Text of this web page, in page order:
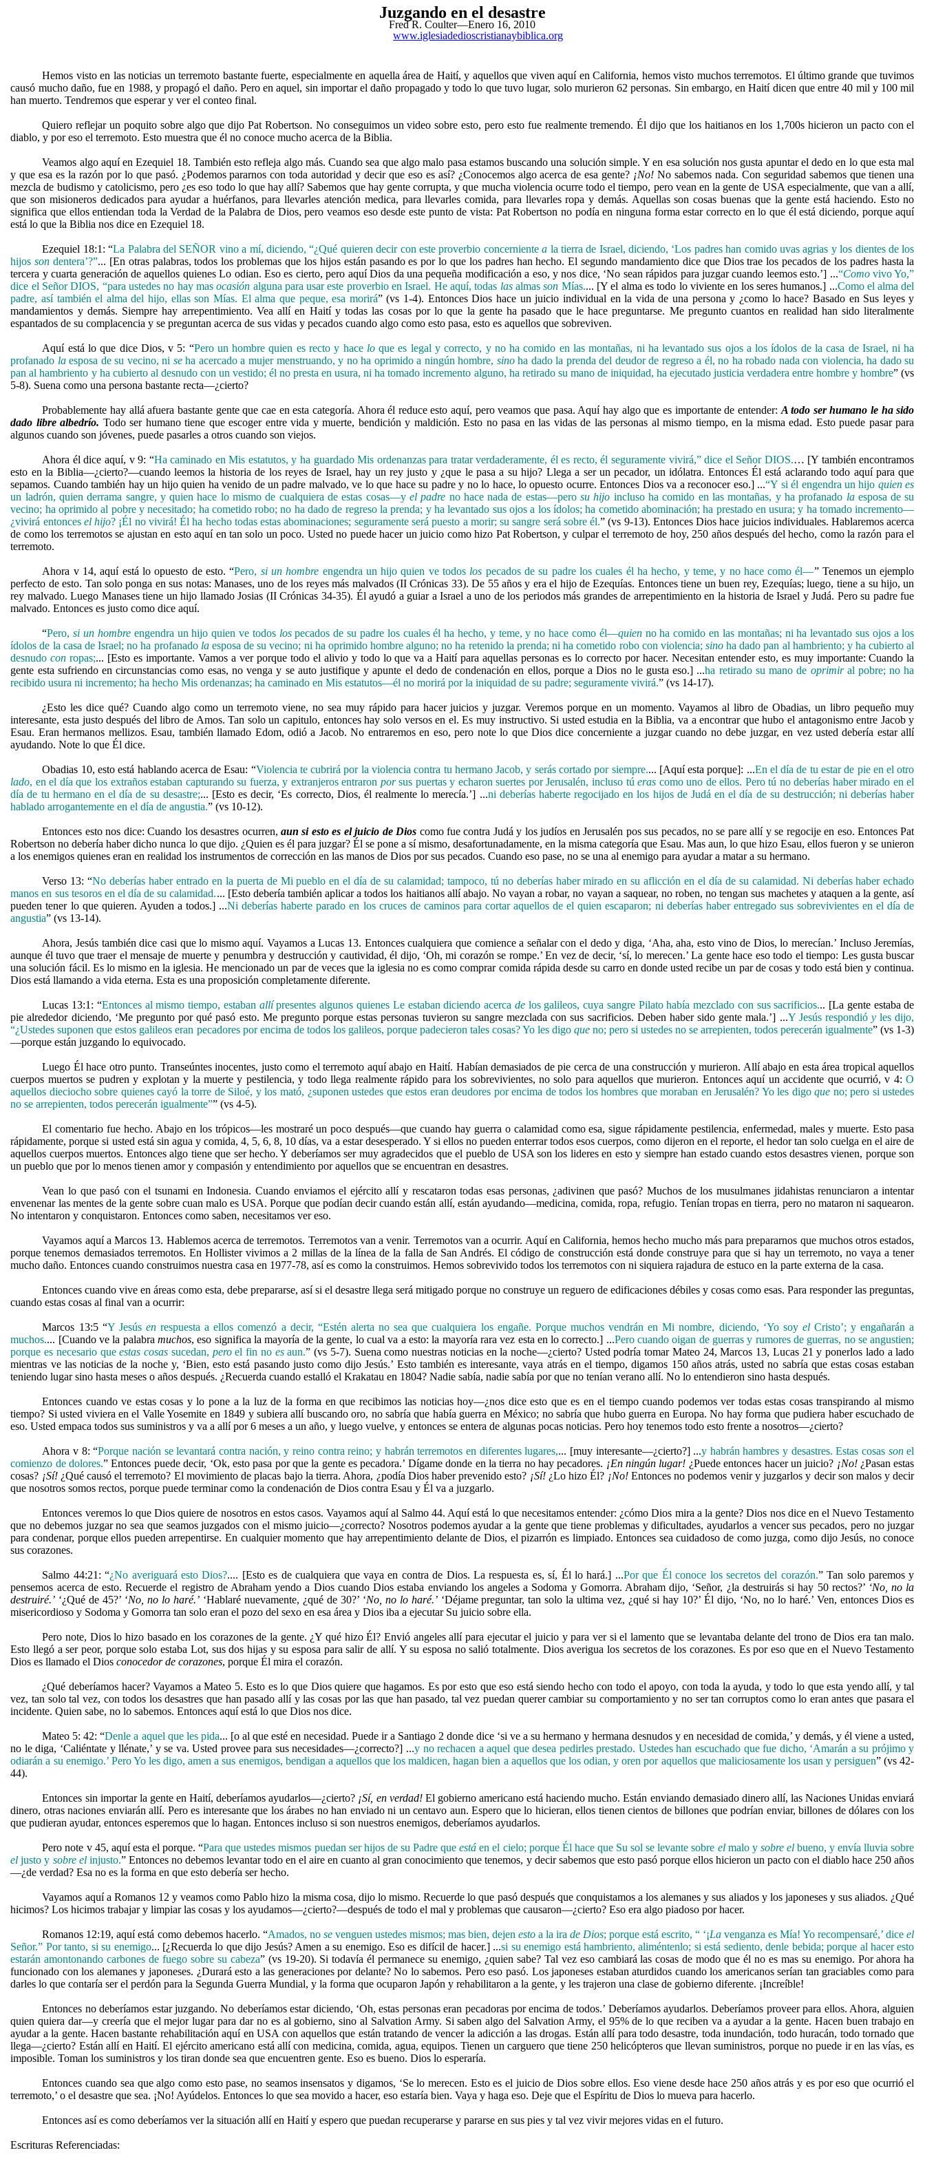
Juzgando en el desastre
Fred R. Coulter—Enero 16, 2010
www.iglesiadedioscristianaybiblica.org
Hemos visto en las noticias un terremoto bastante fuerte, especialmente en aquella área de Haití, y aquellos que viven aquí en California, hemos visto muchos terremotos. El último grande que tuvimos
causó mucho daño, fue en 1988, y propagó el daño. Pero en aquel, sin importar el daño propagado y todo lo que tuvo lugar, solo murieron 62 personas. Sin embargo, en Haití dicen que entre 40 mil y 100 mil
han muerto. Tendremos que esperar y ver el conteo final.
Quiero reflejar un poquito sobre algo que dijo Pat Robertson. No conseguimos un video sobre esto, pero esto fue realmente tremendo. Él dijo que los haitianos en los 1,700s hicieron un pacto con el
diablo, y por eso el terremoto. Esto muestra que él no conoce mucho acerca de la Biblia.
Veamos algo aquí en Ezequiel 18. También esto refleja algo más. Cuando sea que algo malo pasa estamos buscando una solución simple. Y en esa solución nos gusta apuntar el dedo en lo que esta mal
y que esa es la razón por lo que pasó. ¿Podemos pararnos con toda autoridad y decir que eso es así? ¿Conocemos algo acerca de esa gente? ¡No! No sabemos nada. Con seguridad sabemos que tienen una
mezcla de budismo y catolicismo, pero ¿es eso todo lo que hay allí? Sabemos que hay gente corrupta, y que mucha violencia ocurre todo el tiempo, pero vean en la gente de USA especialmente, que van a allí,
que son misioneros dedicados para ayudar a huérfanos, para llevarles atención medica, para llevarles comida, para llevarles ropa y demás. Aquellas son cosas buenas que la gente está haciendo. Esto no
significa que ellos entiendan toda la Verdad de la Palabra de Dios, pero veamos eso desde este punto de vista: Pat Robertson no podía en ninguna forma estar correcto en lo que él está diciendo, porque aquí
está lo que la Biblia nos dice en Ezequiel 18.
Ezequiel 18:1: “La Palabra del SEÑOR vino a mí, diciendo, “¿Qué quieren decir con este proverbio concernientea la tierra de Israel, diciendo, ‘Los padres han comido uvas agrias y los dientes de los
hijosson dentera’?”... [En otras palabras, todos los problemas que los hijos están pasando es por lo que los padres han hecho. El segundo mandamiento dice que Dios trae los pecados de los padres hasta la
tercera y cuarta generación de aquellos quienes Lo odian. Eso es cierto, pero aquí Dios da una pequeña modificación a eso, y nos dice, ‘No sean rápidos para juzgar cuando leemos esto.’] ...“Comovivo Yo,”
dice el Señor DIOS, “para ustedes no hay masocasión alguna para usar este proverbio en Israel. He aquí, todas lasalmasson Mías.... [Y el alma es todo lo viviente en los seres humanos.] ...Como el alma del
padre, así también el alma del hijo, ellas son Mías. El alma que peque, esa morirá” (vs 1-4). Entonces Dios hace un juicio individual en la vida de una persona y ¿como lo hace? Basado en Sus leyes y
mandamientos y demás. Siempre hay arrepentimiento. Vea allí en Haití y todas las cosas por lo que la gente ha pasado que le hace preguntarse. Me pregunto cuantos en realidad han sido literalmente
espantados de su complacencia y se preguntan acerca de sus vidas y pecados cuando algo como esto pasa, esto es aquellos que sobreviven.
Aquí está lo que dice Dios, v 5: “Pero un hombre quien es recto y hace loque es legal y correcto, y no ha comido en las montañas, ni ha levantado sus ojos a los ídolos de la casa de Israel, ni ha
profanado laesposa de su vecino, ni seha acercado a mujer menstruando, y no ha oprimido a ningún hombre, sinoha dado la prenda del deudor de regreso a él, no ha robado nada con violencia, ha dado su
pan al hambriento y ha cubierto al desnudo con un vestido; él no presta en usura, ni ha tomado incremento alguno, ha retirado su mano de iniquidad, ha ejecutado justicia verdadera entre hombre y hombre” (vs
5-8). Suena como una persona bastante recta—¿cierto?
Probablemente hay allá afuera bastante gente que cae en esta categoría. Ahora él reduce esto aquí, pero veamos que pasa. Aquí hay algo que es importante de entender: A todo ser humano le ha sido
dado libre albedrío. Todo ser humano tiene que escoger entre vida y muerte, bendición y maldición. Esto no pasa en las vidas de las personas al mismo tiempo, en la misma edad. Esto puede pasar para
algunos cuando son jóvenes, puede pasarles a otros cuando son viejos.
Ahora él dice aquí, v 9: “Ha caminado en Mis estatutos, y ha guardado Mis ordenanzas para tratar verdaderamente, él es recto, él seguramente vivirá,” dice el Señor DIOS.… [Y también encontramos
esto en la Biblia—¿cierto?—cuando leemos la historia de los reyes de Israel, hay un rey justo y ¿que le pasa a su hijo? Llega a ser un pecador, un idólatra. Entonces Él está aclarando todo aquí para que
sepamos. Cuando también hay un hijo quien ha venido de un padre malvado, ve lo que hace su padre y no lo hace, lo opuesto ocurre. Entonces Dios va a reconocer eso.] ...“Y si él engendra un hijo quien es
un ladrón, quien derrama sangre, y quien hace lo mismo de cualquiera de estas cosas—y el padre no hace nada de estas—perosu hijo incluso ha comido en las montañas, y ha profanado laesposa de su
vecino; ha oprimido al pobre y necesitado; ha cometido robo; no ha dado de regreso la prenda; y ha levantado sus ojos a los ídolos; ha cometido abominación; ha prestado en usura; y ha tomado incremento—
¿vivirá entonces el hijo? ¡Él no vivirá! Él ha hecho todas estas abominaciones; seguramente será puesto a morir; su sangre será sobre él.” (vs 9-13). Entonces Dios hace juicios individuales. Hablaremos acerca
de como los terremotos se ajustan en esto aquí en tan solo un poco. Usted no puede hacer un juicio como hizo Pat Robertson, y culpar el terremoto de hoy, 250 años después del hecho, como la razón para el
terremoto.
Ahora v 14, aquí está lo opuesto de esto. “Pero, si un hombre engendra un hijo quien ve todos los pecados de su padre los cuales él ha hecho, y teme, y no hace como él—” Tenemos un ejemplo
perfecto de esto. Tan solo ponga en sus notas: Manases, uno de los reyes más malvados (II Crónicas 33). De 55 años y era el hijo de Ezequías. Entonces tiene un buen rey, Ezequías; luego, tiene a su hijo, un
rey malvado. Luego Manases tiene un hijo llamado Josias (II Crónicas 34-35). Él ayudó a guiar a Israel a uno de los periodos más grandes de arrepentimiento en la historia de Israel y Judá. Pero su padre fue
malvado. Entonces es justo como dice aquí.
“Pero,si un hombreengendra un hijo quien ve todos lospecados de su padre los cuales él ha hecho, y teme, y no hace como él—quienno ha comido en las montañas; ni ha levantado sus ojos a los
ídolos de la casa de Israel; no ha profanado laesposa de su vecino; ni ha oprimido hombre alguno; no ha retenido la prenda; ni ha cometido robo con violencia;sino ha dado pan al hambriento; y ha cubierto al
desnudocon ropas;... [Esto es importante. Vamos a ver porque todo el alivio y todo lo que va a Haití para aquellas personas es lo correcto por hacer. Necesitan entender esto, es muy importante: Cuando la
gente esta sufriendo en circunstancias como esas, no venga y se auto justifique y apunte el dedo de condenación en ellos, porque a Dios no le gusta eso.] ...ha retirado su mano de oprimiral pobre; no ha
recibido usura ni incremento; ha hecho Mis ordenanzas; ha caminado en Mis estatutos—él no morirá por la iniquidad de su padre; seguramente vivirá.” (vs 14-17).
¿Esto les dice qué? Cuando algo como un terremoto viene, no sea muy rápido para hacer juicios y juzgar. Veremos porque en un momento. Vayamos al libro de Obadias, un libro pequeño muy
interesante, esta justo después del libro de Amos. Tan solo un capitulo, entonces hay solo versos en el. Es muy instructivo. Si usted estudia en la Biblia, va a encontrar que hubo el antagonismo entre Jacob y
Esau. Eran hermanos mellizos. Esau, también llamado Edom, odió a Jacob. No entraremos en eso, pero note lo que Dios dice concerniente a juzgar cuando no debe juzgar, en vez usted debería estar allí
ayudando. Note lo que Él dice.
Obadias 10, esto está hablando acerca de Esau: “Violencia te cubrirá por la violencia contra tu hermano Jacob, y serás cortado por siempre.... [Aquí esta porque]: ...En el día de tu estar de pie en el otro
lado, en el día que los extraños estaban capturando su fuerza, y extranjeros entraron porsus puertas y echaron suertes por Jerusalén, incluso túeras como uno de ellos. Pero tú no deberías haber mirado en el
día de tu hermano en el día de su desastre;... [Esto es decir, ‘Es correcto, Dios, él realmente lo merecía.’] ...ni deberías haberte regocijado en los hijos de Judá en el día de su destrucción; ni deberías haber
hablado arrogantemente en el día de angustia.” (vs 10-12).
Entonces esto nos dice: Cuando los desastres ocurren, aun si esto es el juicio de Dios como fue contra Judá y los judíos en Jerusalén pos sus pecados, no se pare allí y se regocije en eso. Entonces Pat
Robertson no debería haber dicho nunca lo que dijo. ¿Quien es él para juzgar? Él se pone a sí mismo, desafortunadamente, en la misma categoría que Esau. Mas aun, lo que hizo Esau, ellos fueron y se unieron
a los enemigos quienes eran en realidad los instrumentos de corrección en las manos de Dios por sus pecados. Cuando eso pase, no se una al enemigo para ayudar a matar a su hermano.
Verso 13: “No deberías haber entrado en la puerta de Mi pueblo en el día de su calamidad; tampoco, tú no deberías haber mirado en su aflicción en el día de su calamidad. Ni deberías haber echado
manos en sus tesoros en el día de su calamidad.... [Esto debería también aplicar a todos los haitianos allí abajo. No vayan a robar, no vayan a saquear, no roben, no tengan sus machetes y ataquen a la gente, así
pueden tener lo que quieren. Ayuden a todos.] ...Ni deberías haberte parado en los cruces de caminos para cortar aquellos de el quien escaparon; ni deberías haber entregado sus sobrevivientes en el día de
angustia” (vs 13-14).
Ahora, Jesús también dice casi que lo mismo aquí. Vayamos a Lucas 13. Entonces cualquiera que comience a señalar con el dedo y diga, ‘Aha, aha, esto vino de Dios, lo merecían.’ Incluso Jeremías,
aunque él tuvo que traer el mensaje de muerte y penumbra y destrucción y cautividad, él dijo, ‘Oh, mi corazón se rompe.’ En vez de decir, ‘sí, lo merecen.’ La gente hace eso todo el tiempo: Les gusta buscar
una solución fácil. Es lo mismo en la iglesia. He mencionado un par de veces que la iglesia no es como comprar comida rápida desde su carro en donde usted recibe un par de cosas y todo está bien y continua.
Dios está llamando a vida eterna. Esta es una proposición completamente diferente.
Lucas 13:1: “Entonces al mismo tiempo, estaban allípresentes algunos quienes Le estaban diciendo acerca delos galileos, cuya sangre Pilato había mezclado con sus sacrificios... [La gente estaba de
pie alrededor diciendo, ‘Me pregunto por qué pasó esto. Me pregunto porque estas personas tuvieron su sangre mezclada con sus sacrificios. Deben haber sido gente mala.’] ...Y Jesús respondióy les dijo,
“¿Ustedes suponen que estos galileos eran pecadores por encima de todos los galileos, porque padecieron tales cosas? Yo les digoque no; pero si ustedes no se arrepienten, todos perecerán igualmente” (vs 1-3)
—porque están juzgando lo equivocado.
Luego Él hace otro punto. Transeúntes inocentes, justo como el terremoto aquí abajo en Haití. Habían demasiados de pie cerca de una construcción y murieron. Allí abajo en esta área tropical aquellos
cuerpos muertos se pudren y explotan y la muerte y pestilencia, y todo llega realmente rápido para los sobrevivientes, no solo para aquellos que murieron. Entonces aquí un accidente que ocurrió, v 4:O
aquellos dieciocho sobre quienes cayó la torre de Siloé, y los mató, ¿suponen ustedes que estos eran deudores por encima de todos los hombres que moraban en Jerusalén? Yo les digoque no; pero si ustedes
no se arrepienten, todos perecerán igualmente”” (vs 4-5).
El comentario fue hecho. Abajo en los trópicos—les mostraré un poco después—que cuando hay guerra o calamidad como esa, sigue rápidamente pestilencia, enfermedad, males y muerte. Esto pasa
rápidamente, porque si usted está sin agua y comida, 4, 5, 6, 8, 10 días, va a estar desesperado. Y si ellos no pueden enterrar todos esos cuerpos, como dijeron en el reporte, el hedor tan solo cuelga en el aire de
aquellos cuerpos muertos. Entonces algo tiene que ser hecho. Y deberíamos ser muy agradecidos que el pueblo de USA son los lideres en esto y siempre han estado cuando estos desastres vienen, porque son
un pueblo que por lo menos tienen amor y compasión y entendimiento por aquellos que se encuentran en desastres.
Vean lo que pasó con el tsunami en Indonesia. Cuando enviamos el ejército allí y rescataron todas esas personas, ¿adivinen que pasó? Muchos de los musulmanes jidahistas renunciaron a intentar
envenenar las mentes de la gente sobre cuan malo es USA. Porque que podían decir cuando están allí, están ayudando—medicina, comida, ropa, refugio. Tenían tropas en tierra, pero no mataron ni saquearon.
No intentaron y conquistaron. Entonces como saben, necesitamos ver eso.
Vayamos aquí a Marcos 13. Hablemos acerca de terremotos. Terremotos van a venir. Terremotos van a ocurrir. Aquí en California, hemos hecho mucho más para prepararnos que muchos otros estados,
porque tenemos demasiados terremotos. En Hollister vivimos a 2 millas de la línea de la falla de San Andrés. El código de construcción está donde construye para que si hay un terremoto, no vaya a tener
mucho daño. Entonces cuando construimos nuestra casa en 1977-78, así es como la construimos. Hemos sobrevivido todos los terremotos con ni siquiera rajadura de estuco en la parte externa de la casa.
Entonces cuando vive en áreas como esta, debe prepararse, así si el desastre llega será mitigado porque no construye un reguero de edificaciones débiles y cosas como esas. Para responder las preguntas,
cuando estas cosas al final van a ocurrir:
Marcos 13:5 “Y Jesús enrespuesta a ellos comenzó a decir, “Estén alerta no sea que cualquiera los engañe. Porque muchos vendrán en Mi nombre, diciendo, ‘Yo soy elCristo’; y engañarán a
muchos.... [Cuando ve la palabra muchos, eso significa la mayoría de la gente, lo cual va a esto: la mayoría rara vez esta en lo correcto.] ...Pero cuando oigan de guerras y rumores de guerras, no se angustien;
porque es necesario queestas cosas sucedan, peroel fin no esaun.” (vs 5-7). Suena como nuestras noticias en la noche—¿cierto? Usted podría tomar Mateo 24, Marcos 13, Lucas 21 y ponerlos lado a lado
mientras ve las noticias de la noche y, ‘Bien, esto está pasando justo como dijo Jesús.’ Esto también es interesante, vaya atrás en el tiempo, digamos 150 años atrás, usted no sabría que estas cosas estaban
teniendo lugar sino hasta meses o años después. ¿Recuerda cuando estalló el Krakatau en 1804? Nadie sabía, nadie sabía por que no tenían verano allí. No lo entendieron sino hasta después.
Entonces cuando ve estas cosas y lo pone a la luz de la forma en que recibimos las noticias hoy—¿nos dice esto que es en el tiempo cuando podemos ver todas estas cosas transpirando al mismo
tiempo? Si usted viviera en el Valle Yosemite en 1849 y subiera allí buscando oro, no sabría que había guerra en México; no sabría que hubo guerra en Europa. No hay forma que pudiera haber escuchado de
eso. Usted empaca todos sus suministros y va a allí por 6 meses a un año, y luego vuelve, y entonces se entera de algunas pocas noticias. Pero hoy tenemos todo esto frente a nosotros—¿cierto?
Ahora v 8: “Porque nación se levantará contra nación, y reino contra reino; y habrán terremotos en diferentes lugares,... [muy interesante—¿cierto?] ...y habrán hambres y desastres. Estas cosas sonel
comienzo de dolores.” Entonces puede decir, ‘Ok, esto pasa por que la gente es pecadora.’ Dígame donde en la tierra no hay pecadores. ¡En ningún lugar! ¿Puede entonces hacer un juicio? ¡No!¿Pasan estas
cosas? ¡Sí!¿Qué causó el terremoto? El movimiento de placas bajo la tierra. Ahora, ¿podía Dios haber prevenido esto? ¡Sí!¿Lo hizo Él? ¡No!Entonces no podemos venir y juzgarlos y decir son malos y decir
que nosotros somos rectos, porque puede terminar como la condenación de Dios contra Esau y Él va a juzgarlo.
Entonces veremos lo que Dios quiere de nosotros en estos casos. Vayamos aquí al Salmo 44. Aquí está lo que necesitamos entender: ¿cómo Dios mira a la gente? Dios nos dice en el Nuevo Testamento
que no debemos juzgar no sea que seamos juzgados con el mismo juicio—¿correcto? Nosotros podemos ayudar a la gente que tiene problemas y dificultades, ayudarlos a vencer sus pecados, pero no juzgar
para condenar, porque ellos pueden arrepentirse. En cualquier momento que hay arrepentimiento delante de Dios, el pizarrón es limpiado. Entonces sea cuidadoso de como juzga, como dijo Jesús, no conoce
sus corazones.
Salmo 44:21: “¿No averiguará esto Dios?.... [Esto es de cualquiera que vaya en contra de Dios. La respuesta es, sí, Él lo hará.] ...Por que Él conoce los secretos del corazón.” Tan solo paremos y
pensemos acerca de esto. Recuerde el registro de Abraham yendo a Dios cuando Dios estaba enviando los angeles a Sodoma y Gomorra. Abraham dijo, ‘Señor, ¿la destruirás si hay 50 rectos?’ ‘No, no la
destruiré.’ ‘¿Qué de 45?’ ‘No, no lo haré.’ ‘Hablaré nuevamente, ¿qué de 30?’ ‘No, no lo haré.’‘Déjame preguntar, tan solo la ultima vez, ¿qué si hay 10?’ Él dijo, ‘No, no lo haré.’ Ven, entonces Dios es
misericordioso y Sodoma y Gomorra tan solo eran el pozo del sexo en esa área y Dios iba a ejecutar Su juicio sobre ella.
Pero note, Dios lo hizo basado en los corazones de la gente. ¿Y qué hizo Él? Envió angeles allí para ejecutar el juicio y para ver si el lamento que se levantaba delante del trono de Dios era tan malo.
Esto llegó a ser peor, porque solo estaba Lot, sus dos hijas y su esposa para salir de allí. Y su esposa no salió totalmente. Dios averigua los secretos de los corazones. Es por eso que en el Nuevo Testamento
Dios es llamado el Diosconocedor de corazones, porque Él mira el corazón.
¿Qué deberíamos hacer? Vayamos a Mateo 5. Esto es lo que Dios quiere que hagamos. Es por esto que eso está siendo hecho con todo el apoyo, con toda la ayuda, y todo lo que esta yendo allí, y tal
vez, tan solo tal vez, con todos los desastres que han pasado allí y las cosas por las que han pasado, tal vez puedan querer cambiar su comportamiento y no ser tan corruptos como lo eran antes que pasara el
incidente. Quien sabe, no lo sabemos. Entonces aquí está lo que Dios nos dice.
Mateo 5: 42: “Denle a aquel que les pida... [o al que esté en necesidad. Puede ir a Santiago 2 donde dice ‘si ve a su hermano y hermana desnudos y en necesidad de comida,’ y demás, y él viene a usted,
no le diga, ‘Caliéntate y llénate,’ y se va. Usted provee para sus necesidades—¿correcto?] ...y no rechacen a aquel que desea pedirles prestado. Ustedes han escuchado que fue dicho, ‘Amarán a su prójimo y
odiarán a su enemigo.’ Pero Yo les digo, amen a sus enemigos, bendigan a aquellos que los maldicen, hagan bien a aquellos que los odian, y oren por aquellos que maliciosamente los usan y persiguen” (vs 42-
44).
Entonces sin importar la gente en Haití, deberíamos ayudarlos—¿cierto? ¡Sí, en verdad!El gobierno americano está haciendo mucho. Están enviando demasiado dinero allí, las Naciones Unidas enviará
dinero, otras naciones enviarán allí. Pero es interesante que los árabes no han enviado ni un centavo aun. Espero que lo hicieran, ellos tienen cientos de billones que podrían enviar, billones de dólares con los
que pudieran ayudar, entonces esperemos que lo hagan. Entonces incluso si son nuestros enemigos, deberíamos ayudarlos.
Pero note v 45, aquí esta el porque. “Para que ustedes mismos puedan ser hijos de su Padre queestá en el cielo; porque Él hace que Su sol se levante sobre elmalo y sobre elbueno, y envía lluvia sobre
el justo y sobre elinjusto.” Entonces no debemos levantar todo en el aire en cuanto al gran conocimiento que tenemos, y decir sabemos que esto pasó porque ellos hicieron un pacto con el diablo hace 250 años
—¿de verdad? Esa no es la forma en que esto debería ser hecho.
Vayamos aquí a Romanos 12 y veamos como Pablo hizo la misma cosa, dijo lo mismo. Recuerde lo que pasó después que conquistamos a los alemanes y sus aliados y los japoneses y sus aliados. ¿Qué
hicimos? Los hicimos trabajar y limpiar las cosas y los ayudamos—¿cierto?—después de todo el mal y problemas que causaron—¿cierto? Eso era algo piadoso por hacer.
Romanos 12:19, aquí está como debemos hacerlo. “Amados, no sevenguen ustedes mismos; mas bien, dejen estoa la irade Dios; porque está escrito, “ ‘¡La venganza es Mía! Yo recompensaré,’ diceel
Señor.” Por tanto, si su enemigo... [¿Recuerda lo que dijo Jesús? Amen a su enemigo. Eso es difícil de hacer.] ...si su enemigo está hambriento, aliméntenlo; si está sediento, denle bebida; porque al hacer esto
estarán amontonando carbones de fuego sobre su cabeza” (vs 19-20). Si todavía él permanece su enemigo, ¿quien sabe? Tal vez eso cambiará las cosas de modo que él no es mas su enemigo. Por ahora ha
funcionado con los alemanes y japoneses. ¿Durará esto a las generaciones por delante? No lo sabemos. Pero eso pasó. Los japoneses estaban aturdidos cuando los americanos serían tan graciables como para
darles lo que contaría ser el perdón para la Segunda Guerra Mundial, y la forma que ocuparon Japón y rehabilitaron a la gente, y les trajeron una clase de gobierno diferente. ¡Increíble!
Entonces no deberíamos estar juzgando. No deberíamos estar diciendo, ‘Oh, estas personas eran pecadoras por encima de todos.’ Deberíamos ayudarlos. Deberíamos proveer para ellos. Ahora, alguien
quien quiera dar—y creería que el mejor lugar para dar no es al gobierno, sino al Salvation Army. Si saben algo del Salvation Army, el 95% de lo que reciben va a ayudar a la gente. Hacen buen trabajo en
ayudar a la gente. Hacen bastante rehabilitación aquí en USA con aquellos que están tratando de vencer la adicción a las drogas. Están allí para todo desastre, toda inundación, todo huracán, todo tornado que
llega—¿cierto? Están allí en Haití. El ejército americano está allí con medicina, comida, agua, equipos. Tienen un carguero que tiene 250 helicópteros que llevan suministros, porque no puede ir en las vías, es
imposible. Toman los suministros y los tiran donde sea que encuentren gente. Eso es bueno. Dios lo esperaría.
Entonces cuando sea que algo como esto pase, no seamos insensatos y digamos, ‘Se lo merecen. Esto es el juicio de Dios sobre ellos. Eso viene desde hace 250 años atrás y es por eso que ocurrió el
terremoto,’ o el desastre que sea. ¡No! Ayúdelos. Entonces lo que sea movido a hacer, eso estaría bien. Vaya y haga eso. Deje que el Espíritu de Dios lo mueva para hacerlo.
Entonces así es como deberíamos ver la situación allí en Haití y espero que puedan recuperarse y pararse en sus pies y tal vez vivir mejores vidas en el futuro.
Escrituras Referenciadas: